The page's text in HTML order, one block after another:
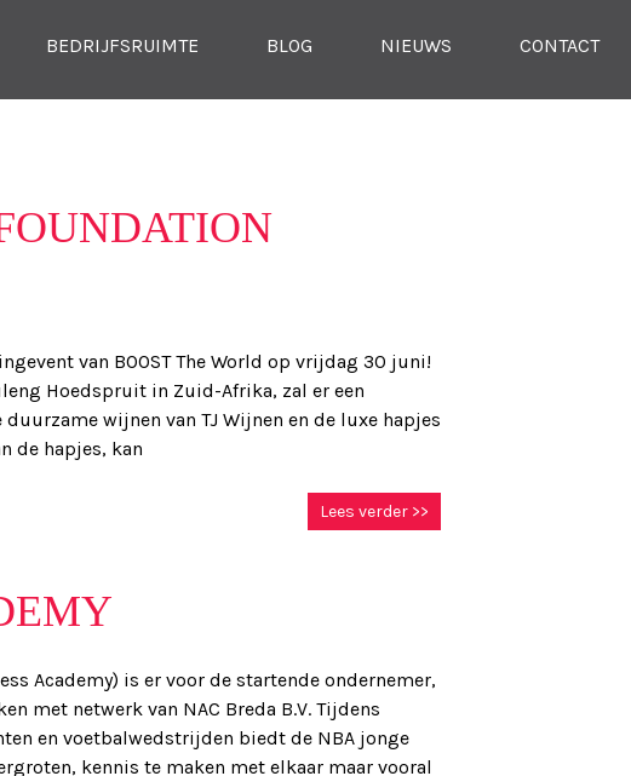
BEDRIJFSRUIMTE BLOG NIEUWS CONTACT
van BOOST The World op vrijdag 30 juni!
Hoedspruit in Zuid-Afrika, zal er een
wijnen van TJ Wijnen en de luxe hapjes
de hapjes, kan
Lees verder >>
Academy) is er voor de startende ondernemer,
met netwerk van NAC Breda B.V. Tijdens
en voetbalwedstrijden biedt de NBA jonge
kennis te maken met elkaar maar vooral